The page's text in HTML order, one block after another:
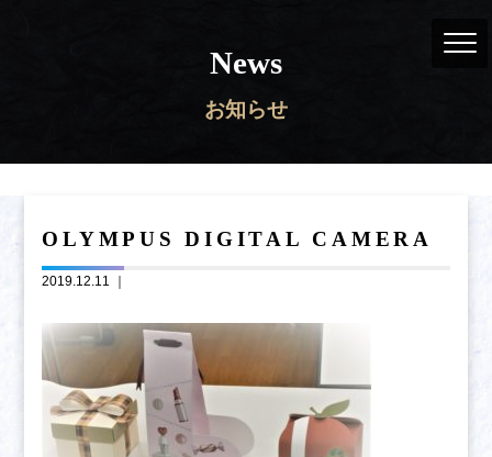
News
お知らせ
OLYMPUS DIGITAL CAMERA
2019.12.11 ｜